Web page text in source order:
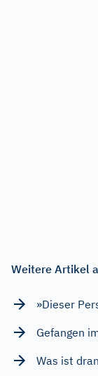
Weitere Artikel
»Dieser
Gefangen
Was ist